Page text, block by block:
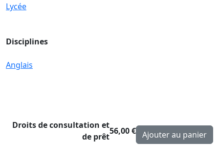
Lycée
Disciplines
Anglais
Droits de consultation et
de prêt
56,00 €